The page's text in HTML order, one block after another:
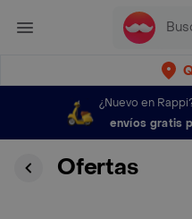
¿Nuevo en
envíos gratis
Ofertas